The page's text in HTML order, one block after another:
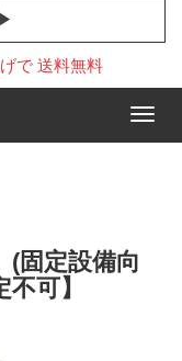
で 送料無料
定設備向
可】